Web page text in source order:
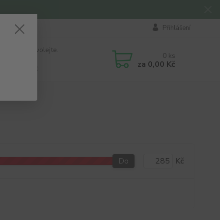
Přihlášení
si rady? Zavolejte.
0 ks
za 0,00 Kč
Do Kč